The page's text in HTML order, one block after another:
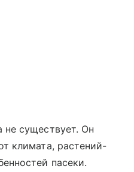
не существует. Он
климата, растений-
пасеки.